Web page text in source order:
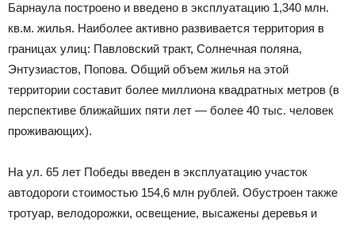
Барнаула построено и введено в эксплуатацию 1,340 млн.
кв.м. жилья. Наиболее активно развивается территория в
границах улиц: Павловский тракт, Солнечная поляна,
Энтузиастов, Попова. Общий объем жилья на этой
территории составит более миллиона квадратных метров (в
перспективе ближайших пяти лет — более 40 тыс. человек
проживающих).
На ул. 65 лет Победы введен в эксплуатацию участок
автодороги стоимостью 154,6 млн рублей. Обустроен также
тротуар, велодорожки, освещение, высажены деревья и